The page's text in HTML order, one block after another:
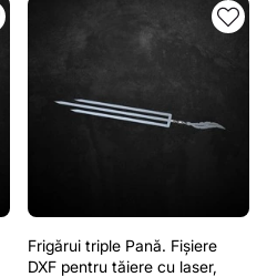
Frigărui triple Pană. Fișiere
DXF pentru tăiere cu laser,